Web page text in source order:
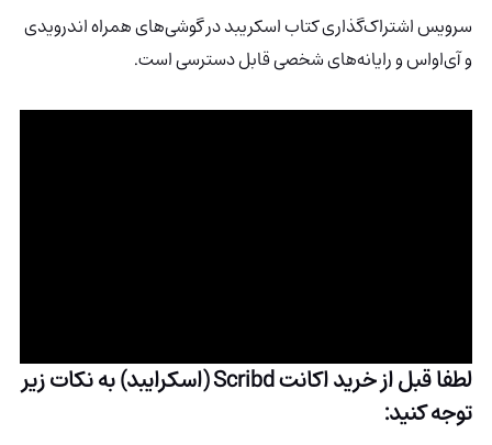
سرویس اشتراک‌گذاری کتاب اسکریبد در گوشی‌های همراه اندرویدی
و آی‌اواس و رایانه‌های شخصی قابل دسترسی است.
لطفا قبل از خرید اکانت Scribd (اسکرایبد) به نکات زیر
توجه کنید: